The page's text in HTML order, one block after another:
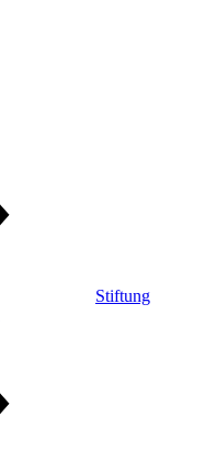
Stiftung